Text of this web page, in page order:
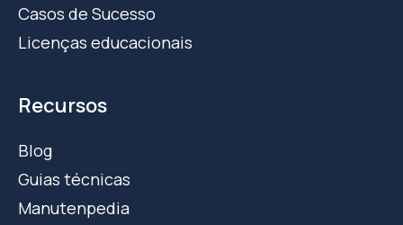
Casos de Sucesso
Licenças educacionais
Recursos
Blog
Guias técnicas
Manutenpedia